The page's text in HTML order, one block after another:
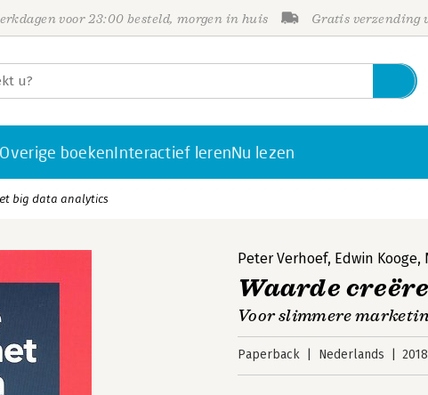
voor 23:00 besteld, morgen in huis Gratis verzending
Overige boekenInteractief lerenNu lezen
big data analytics
Peter Verhoef, Edwin Kooge,
Waarde
Voor slimmere
Paperback Nederlands 2018